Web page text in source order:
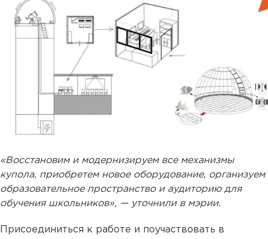
«Восстановим и модернизируем все механизмы
купола, приобретем новое оборудование, организуем
образовательное пространство и аудиторию для
обучения школьников», — уточнили в мэрии.
Присоединиться к работе и поучаствовать в